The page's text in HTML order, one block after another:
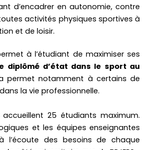
d’encadrer en autonomie, contre
activités physiques sportives à
et de loisir.
à l’étudiant de maximiser ses
diplômé d’état dans le sport au
permet notamment à certains de
la vie professionnelle.
accueillent 25 étudiants maximum.
et les équipes enseignantes
l’écoute des besoins de chaque